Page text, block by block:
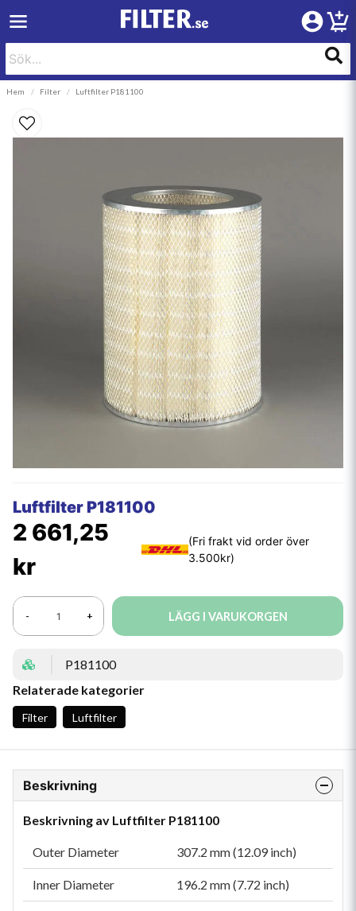
Hem Filter Luftfilter P181100
Luftfilter P181100
2 661,25
kr
- + LÄGG I VARUKORGEN
P181100
Relaterade kategorier
Filter Luftfilter
Beskrivning
Beskrivning av Luftfilter P181100
Outer Diameter 307.2 mm (12.09 inch)
Inner Diameter 196.2 mm (7.72 inch)